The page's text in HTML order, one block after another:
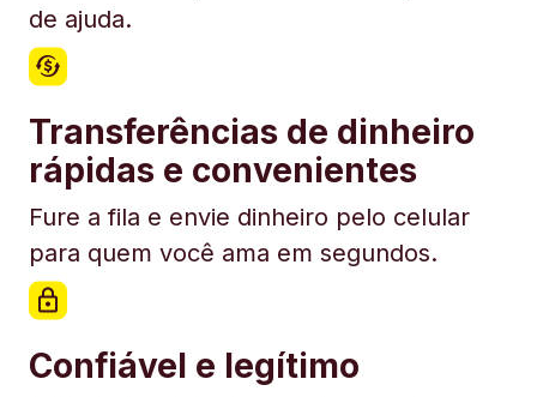
de ajuda.
Transferências de dinheiro
rápidas e convenientes
Fure a fila e envie dinheiro pelo celular
para quem você ama em segundos.
Confiável e legítimo